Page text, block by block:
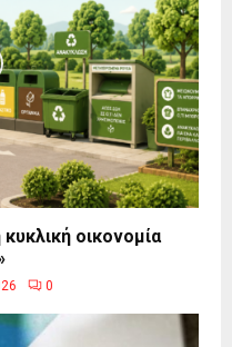
οικονομία
0